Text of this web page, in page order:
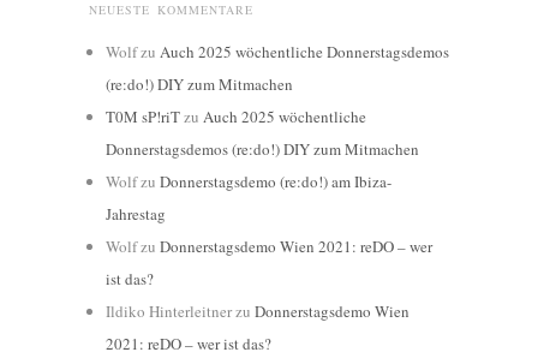
NEUESTE KOMMENTARE
Wolfzu Auch 2025 wöchentliche Donnerstagsdemos
(re:do!) DIY zum Mitmachen
T0M sP!riTzu Auch 2025 wöchentliche
Donnerstagsdemos (re:do!) DIY zum Mitmachen
Wolfzu Donnerstagsdemo (re:do!) am Ibiza-
Jahrestag
Wolfzu Donnerstagsdemo Wien 2021: reDO – wer
ist das?
Ildiko Hinterleitnerzu Donnerstagsdemo Wien
2021: reDO – wer ist das?